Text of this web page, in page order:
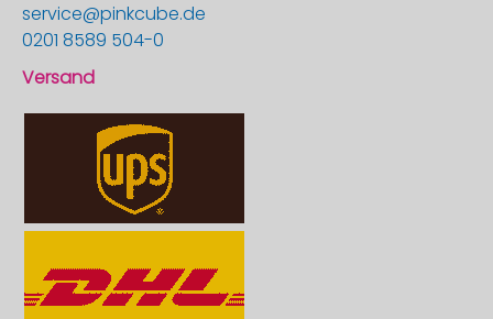
service@pinkcube.de
0201 8589 504-0
Versand